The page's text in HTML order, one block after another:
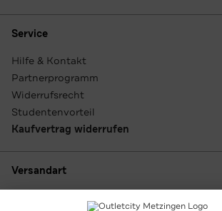
Service
Hilfe & Kontakt
Partnerprogramm
Widerrufsrecht
Studentenvorteil
Kaufvertrag widerrufen
Versandart